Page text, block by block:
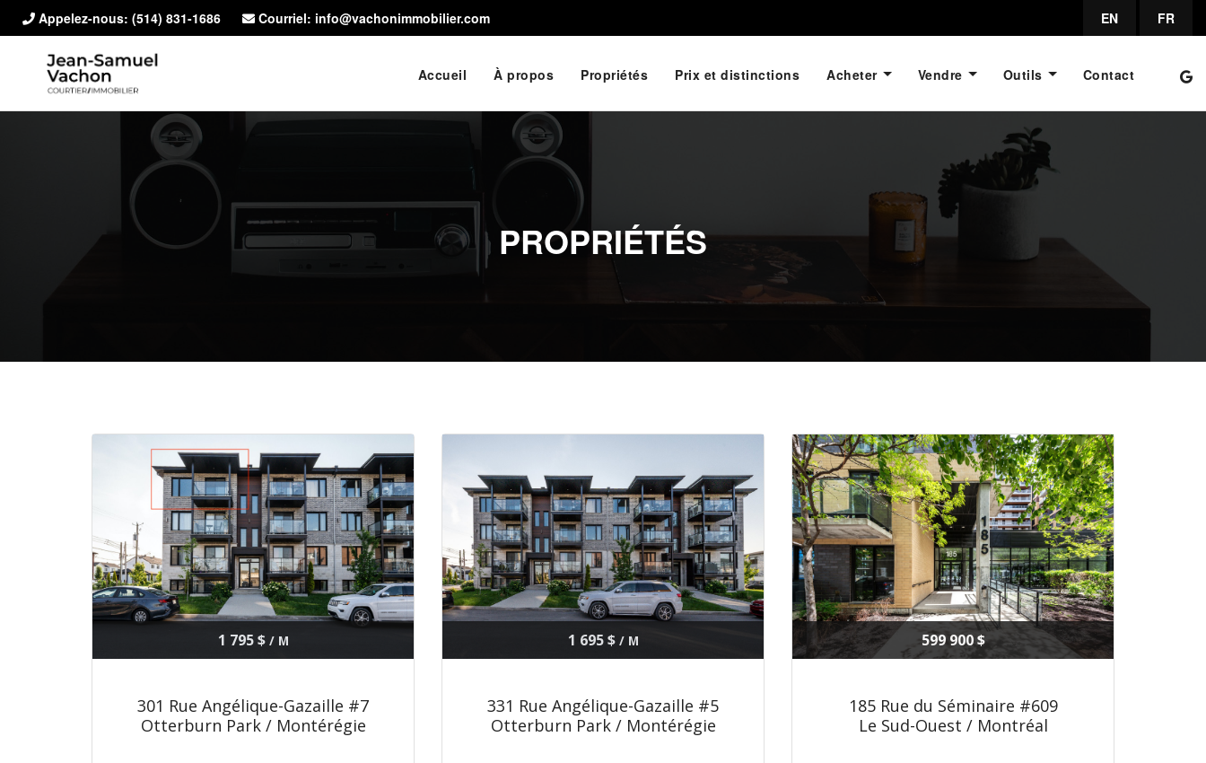
Appelez-nous: (514) 831-1686 Courriel: info@vachonimmobilier.com EN FR
Accueil À propos Propriétés Prix et distinctions Acheter Vendre Outils Contact
PROPRIÉTÉS
1 795 $/ M
301 Rue Angélique-Gazaille #7
Otterburn Park / Montérégie
1 695 $/ M
331 Rue Angélique-Gazaille #5
Otterburn Park / Montérégie
599 900 $
185 Rue du Séminaire #609
Le Sud-Ouest / Montréal